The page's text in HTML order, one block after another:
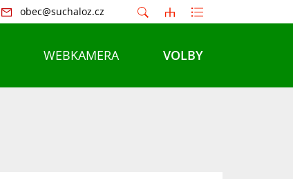
obec@suchaloz.cz
WEBKAMERA VOLBY